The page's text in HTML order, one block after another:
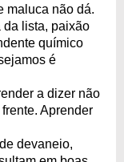
maluca não dá.
da lista, paixão
químico
é
a dizer não
Aprender
devaneio,